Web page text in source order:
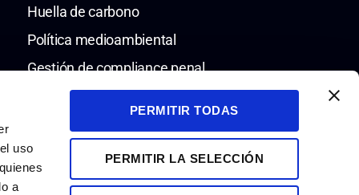
uso
a
PERMITIR TODAS
PERMITIR LA SELECCIÓN
Huella de carbono
Política medioambiental
Gestión de compliance penal
Política de compliance penal
Canal de denuncias